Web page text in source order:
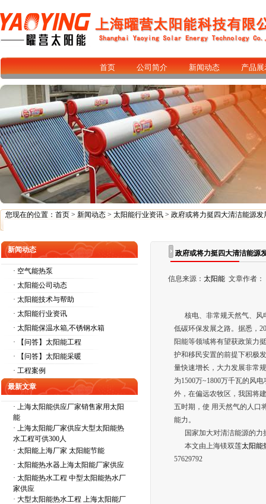
首页 公司简介 新闻动态 产品展
您现在的位置： 首页 > 新闻动态 > 太阳能行业资讯 > 政府或将力挺四大清洁能源发
新闻动态
· 空气能热泵
· 太阳能公司动态
· 太阳能技术与帮助
· 太阳能行业资讯
· 太阳能保温水箱,不锈钢水箱
· 【问答】太阳能工程
· 【问答】太阳能采暖
· 工程案例
最新文章
· 上海太阳能供应厂家销售家用太阳
能
· 上海太阳能厂家供应大型太阳能热
水工程可供300人
· 太阳能上海厂家 太阳能节能
· 太阳能热水器上海太阳能厂家供应
· 太阳能热水工程 中型太阳能热水厂
家供应
· 大型太阳能热水工程 上海太阳能厂
政府或将力挺四大清洁能源
信息来源：太阳能 文章作者：
核电、非常规天然气、风
低碳环保发展之路。据悉，
阳能等领域将有望获政策力
护和移民安置的前提下积极
量快速增长，大力发展非常
为1500万~1800万千瓦的风
外，在偏远农牧区，我国将
五时期，使 用天然气的人口
能力。
国家加大对清洁能源的力
本文由上海镁双莲太阳能
57629792